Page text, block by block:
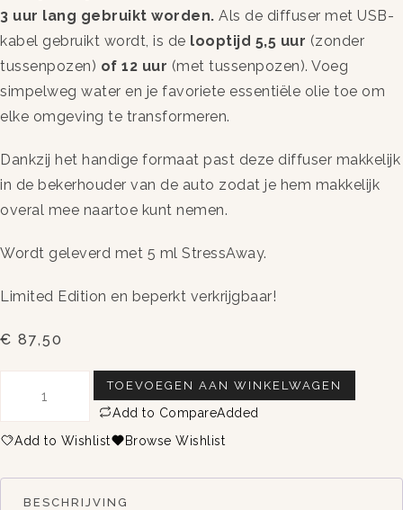
3 uur lang gebruikt worden. Als de diffuser met USB-
kabel gebruikt wordt, is de looptijd 5,5 uur (zonder
tussenpozen) of 12 uur (met tussenpozen). Voeg
simpelweg water en je favoriete essentiële olie toe om
elke omgeving te transformeren.
Dankzij het handige formaat past deze diffuser makkelijk
in de bekerhouder van de auto zodat je hem makkelijk
overal mee naartoe kunt nemen.
Wordt geleverd met 5 ml StressAway.
Limited Edition en beperkt verkrijgbaar!
€ 87,50
TOEVOEGEN AAN WINKELWAGEN
Add to CompareAdded
Add to Wishlist
Browse Wishlist
BESCHRIJVING